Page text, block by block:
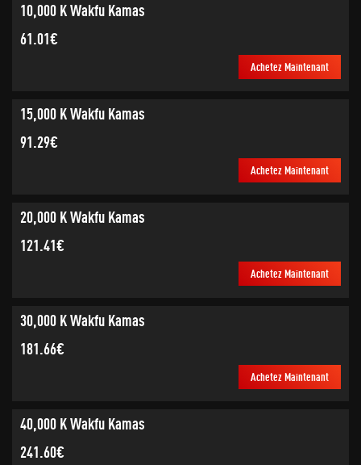
10,000 K Wakfu Kamas
61.01€
Achetez Maintenant
15,000 K Wakfu Kamas
91.29€
Achetez Maintenant
20,000 K Wakfu Kamas
121.41€
Achetez Maintenant
30,000 K Wakfu Kamas
181.66€
Achetez Maintenant
40,000 K Wakfu Kamas
241.60€